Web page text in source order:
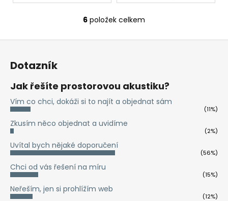
O
c
í
r
k
y
6 položek celkem
Z
Dotazník
Jak řešíte prostorovou akustiku?
Vím co chci, dokáži si to najít a objednat sám
(11%)
Zkusím něco objednat a uvidíme
(2%)
Uvítal bych nějaké doporučení
(56%)
Chci od vás řešení na míru
(15%)
Neřeším, jen si prohlížím web
(12%)